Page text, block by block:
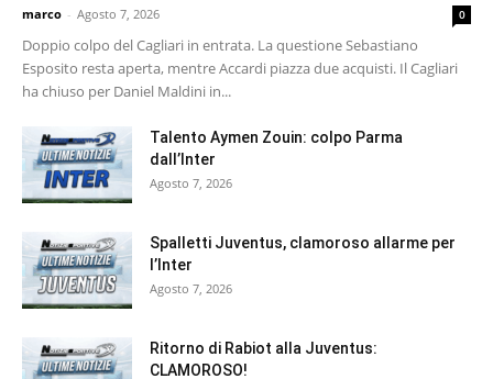
marco - Agosto 7, 2026 0
Doppio colpo del Cagliari in entrata. La questione Sebastiano
Esposito resta aperta, mentre Accardi piazza due acquisti. Il Cagliari
ha chiuso per Daniel Maldini in...
Talento Aymen Zouin: colpo Parma
dall’Inter
Agosto 7, 2026
Spalletti Juventus, clamoroso allarme per
l’Inter
Agosto 7, 2026
Ritorno di Rabiot alla Juventus:
CLAMOROSO!